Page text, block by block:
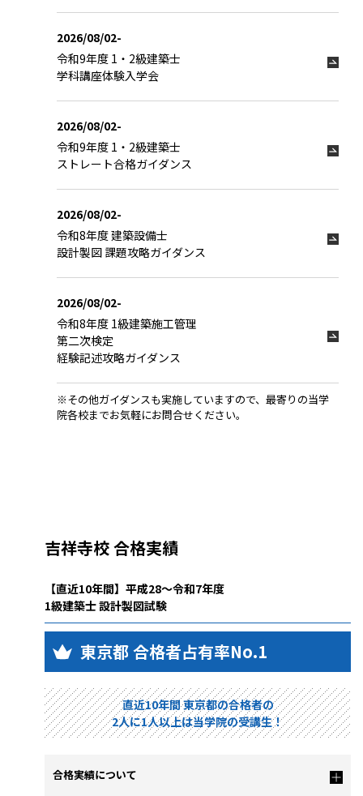
2026/08/02-
令和9年度 1・2級建築士
学科講座体験入学会
2026/08/02-
令和9年度 1・2級建築士
ストレート合格ガイダンス
2026/08/02-
令和8年度 建築設備士
設計製図 課題攻略ガイダンス
2026/08/02-
令和8年度 1級建築施工管理
第二次検定
経験記述攻略ガイダンス
※その他ガイダンスも実施していますので、最寄りの当学
院各校までお気軽にお問合せください。
吉祥寺校 合格実績
【直近10年間】平成28～令和7年度
1級建築士 設計製図試験
東京都 合格者占有率No.1
直近10年間 東京都の合格者の
2人に1人以上は当学院の受講生！
合格実績について